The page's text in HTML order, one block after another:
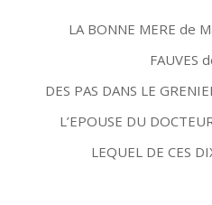
LA BONNE MERE de
FAUVES
DES PAS DANS LE
L’EPOUSE DU
LEQUEL DE CES